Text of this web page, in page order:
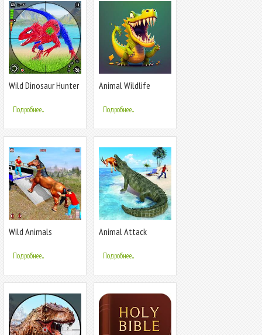
Wild Dinosaur Hunter
Подробнее...
Animal Wildlife
Подробнее...
Wild Animals
Simulator:Animal
Rescue Sim
Подробнее...
Animal Attack
Hunting Games
Подробнее...